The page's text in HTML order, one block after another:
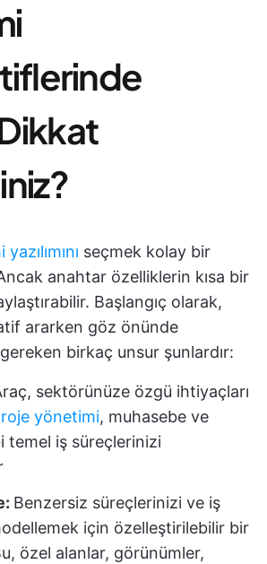
seçmek kolay bir
anahtar özelliklerin kısa bir
Başlangıç olarak,
ararken göz önünde
birkaç unsur şunlardır:
sektörünüze özgü ihtiyaçları
yönetimi, muhasebe ve
temel iş süreçlerinizi
Benzersiz süreçlerinizi ve iş
için özelleştirilebilir bir
özel alanlar, görünümler,